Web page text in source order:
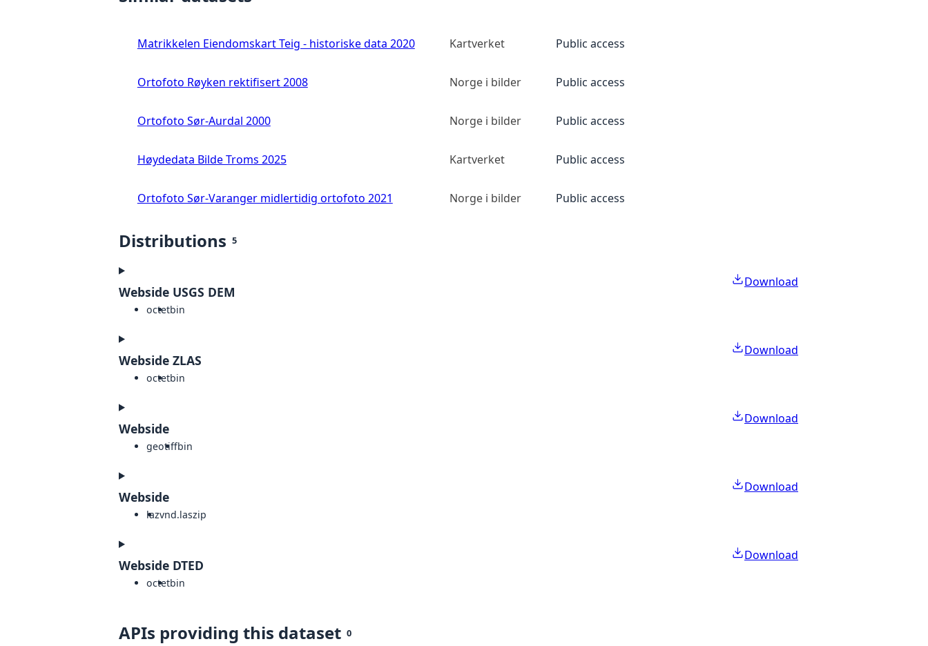
Matrikkelen Eiendomskart Teig - historiske data 2020 Kartverket Public access
Ortofoto Røyken rektifisert 2008 Norge i bilder Public access
Ortofoto Sør-Aurdal 2000 Norge i bilder Public access
Høydedata Bilde Troms 2025 Kartverket Public access
Ortofoto Sør-Varanger midlertidig ortofoto 2021 Norge i bilder Public access
Distributions 5
Webside USGS DEM
octetbin
Download
Webside ZLAS
octetbin
Download
Webside
geotiffbin
Download
Webside
lazvnd.laszip
Download
Webside DTED
octetbin
Download
APIs providing this dataset 0